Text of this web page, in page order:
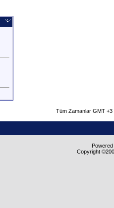
Tüm Zamanlar GMT
Copyright